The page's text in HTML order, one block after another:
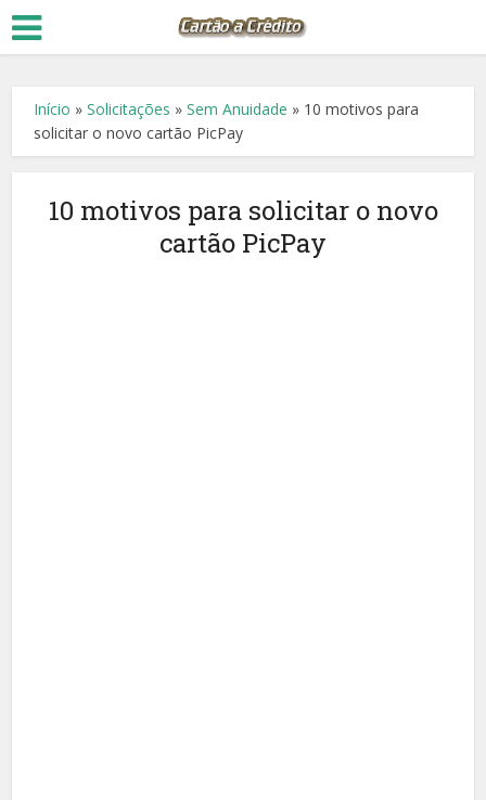
Início »Solicitações »Sem Anuidade » 10 motivos para
solicitar o novo cartão PicPay
10 motivos para solicitar o novo
cartão PicPay